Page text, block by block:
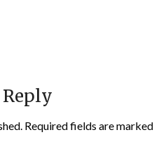
Reply
Required fields are marked